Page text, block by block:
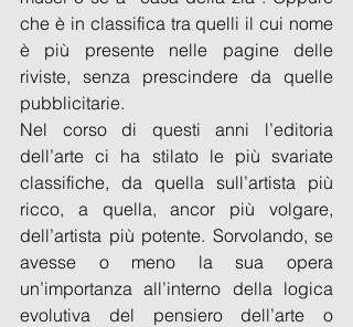
che è in classifica tra quelli il cui nome
è più presente nelle pagine delle
riviste, senza prescindere da quelle
pubblicitarie.
Nel corso di questi anni l’editoria
dell’arte ci ha stilato le più svariate
classifiche, da quella sull’artista più
ricco, a quella, ancor più volgare,
dell’artista più potente. Sorvolando, se
avesse o meno la sua opera
un’importanza all’interno della logica
evolutiva del pensiero dell’arte o